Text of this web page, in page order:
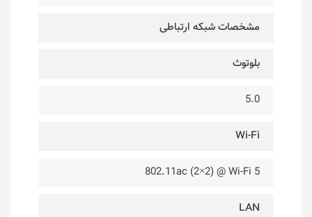
مشخصات شبکه ارتباطی
بلوتوث
5.0
Wi-Fi
802.11ac (2×2) @ Wi-Fi 5
LAN